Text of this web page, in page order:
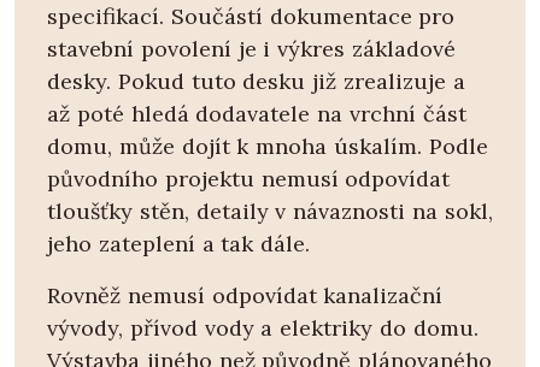
specifikací. Součástí dokumentace pro
stavební povolení je i výkres základové
desky. Pokud tuto desku již zrealizuje a
až poté hledá dodavatele na vrchní část
domu, může dojít k mnoha úskalím. Podle
původního projektu nemusí odpovídat
tloušťky stěn, detaily v návaznosti na sokl,
jeho zateplení a tak dále.
Rovněž nemusí odpovídat kanalizační
vývody, přívod vody a elektriky do domu.
Výstavba jiného než původně plánovaného